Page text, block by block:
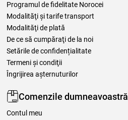
Programul de fidelitate Norocei
Modalităţi şi tarife transport
Modalităţi de plată
De ce să cumpăraţi de la noi
Setările de confidențialitate
Termeni şi condiţii
Îngrijirea așternuturilor
Comenzile dumneavoastră
Contul meu